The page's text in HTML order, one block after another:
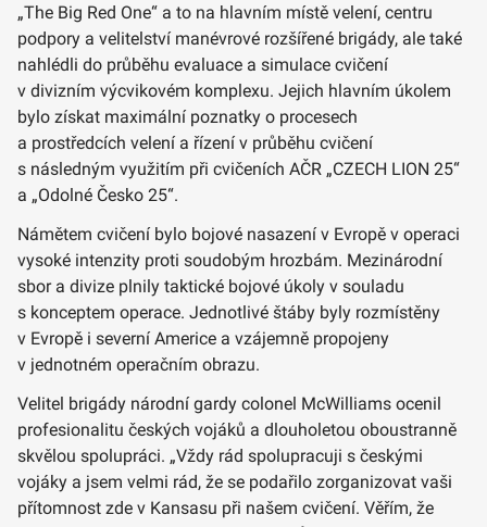
„The Big Red One“ a to na hlavním místě velení, centru
podpory a velitelství manévrové rozšířené brigády, ale také
nahlédli do průběhu evaluace a simulace cvičení
v divizním výcvikovém komplexu. Jejich hlavním úkolem
bylo získat maximální poznatky o procesech
a prostředcích velení a řízení v průběhu cvičení
s následným využitím při cvičeních AČR „CZECH LION 25“
a „Odolné Česko 25“.
Námětem cvičení bylo bojové nasazení v Evropě v operaci
vysoké intenzity proti soudobým hrozbám. Mezinárodní
sbor a divize plnily taktické bojové úkoly v souladu
s konceptem operace. Jednotlivé štáby byly rozmístěny
v Evropě i severní Americe a vzájemně propojeny
v jednotném operačním obrazu.
Velitel brigády národní gardy colonel McWilliams ocenil
profesionalitu českých vojáků a dlouholetou oboustranně
skvělou spolupráci. „Vždy rád spolupracuji s českými
vojáky a jsem velmi rád, že se podařilo zorganizovat vaši
přítomnost zde v Kansasu při našem cvičení. Věřím, že